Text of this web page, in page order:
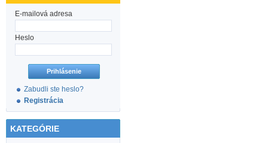
E-mailová adresa
Heslo
Zabudli ste heslo?
Registrácia
KATEGÓRIE